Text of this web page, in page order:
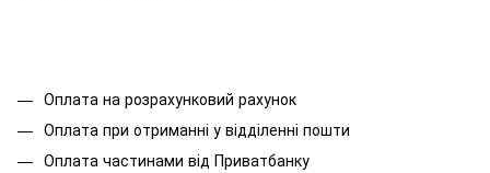
Оплата на розрахунковий рахунок
Оплата при отриманні у відділенні пошти
Оплата частинами від Приватбанку